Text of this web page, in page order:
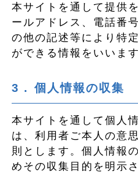
本サイトを通して提供
ールアドレス、電話番
の他の記述等により特
ができる情報をいいます
個人情報の収集
本サイトを通して個人
は、利用者ご本人の意
則とします。個人情報
めその収集目的を明示